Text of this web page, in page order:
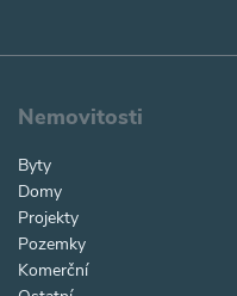
Nemovitosti
Byty
Domy
Projekty
Pozemky
Komerční